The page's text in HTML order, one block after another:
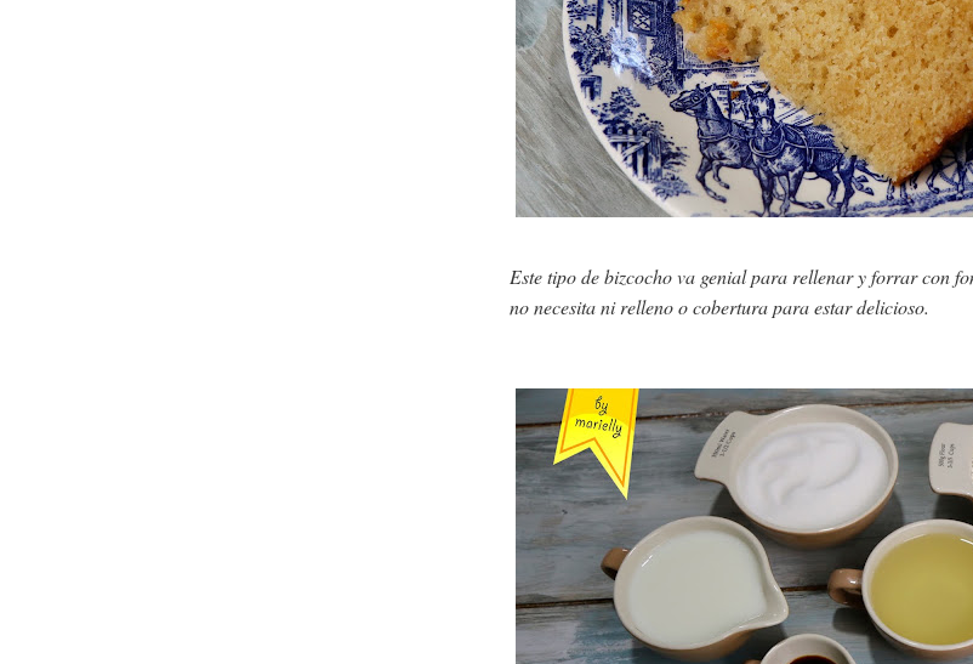
Este tipo de bizcocho va genial para rellenar y forrar con
no necesita ni relleno o cobertura para estar delicioso.